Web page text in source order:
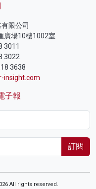
限公司
廣場10樓1002室
3011
3022
3638
insight.com
子報
訂閱
All rights reserved.